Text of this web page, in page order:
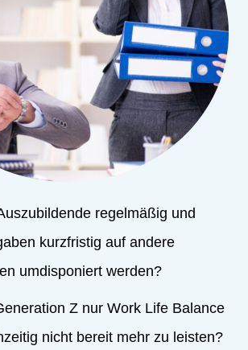
regelmäßig und
kurzfristig auf andere
umdisponiert werden?
Z nur Work Life Balance
nicht bereit mehr zu leisten?